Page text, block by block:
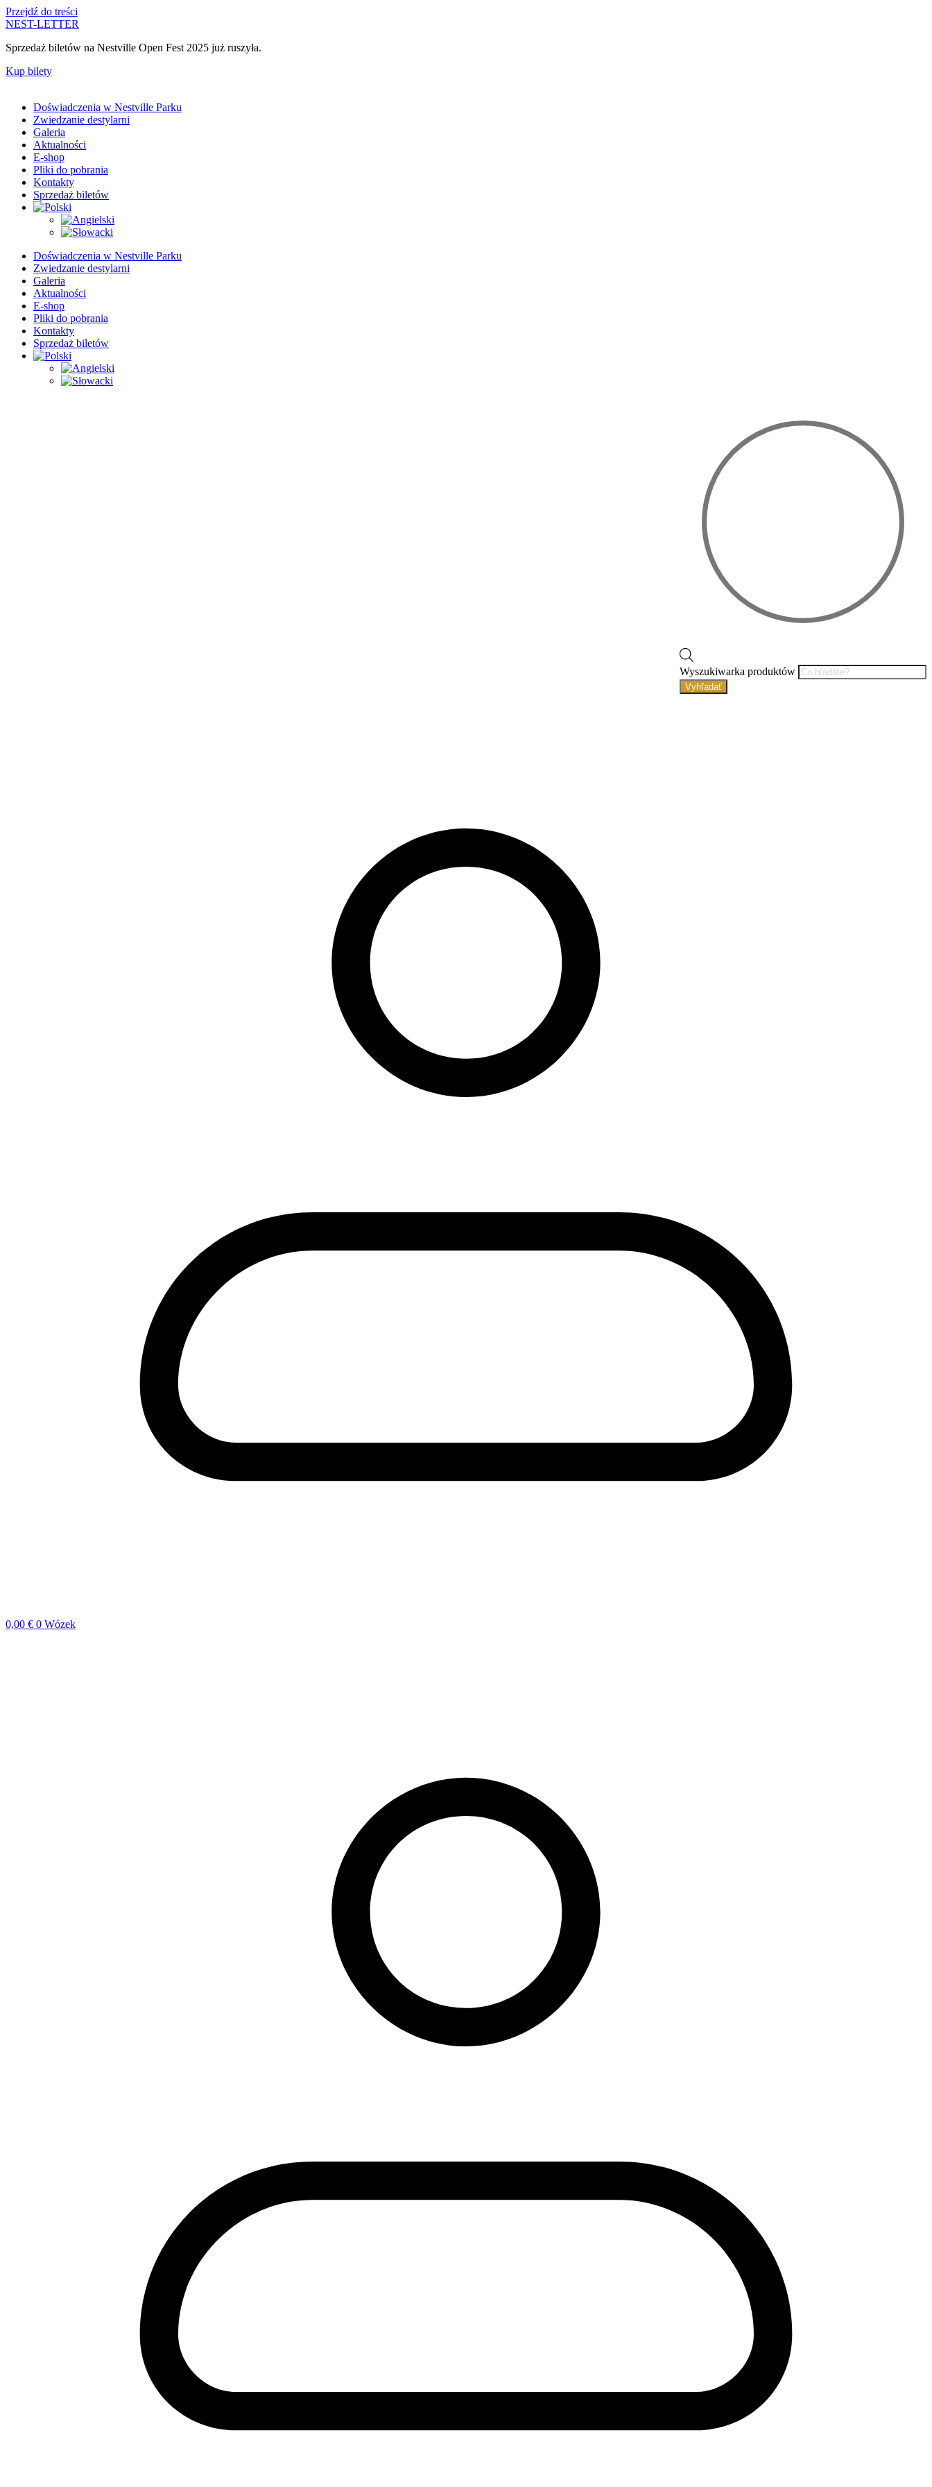
Przejdź do treści
NEST-LETTER
Sprzedaż biletów na Nestville Open Fest 2025 już ruszyła.
Kup bilety
Doświadczenia w Nestville Parku
Zwiedzanie destylarni
Galeria
Aktualności
E-shop
Pliki do pobrania
Kontakty
Sprzedaż biletów
Doświadczenia w Nestville Parku
Zwiedzanie destylarni
Galeria
Aktualności
E-shop
Pliki do pobrania
Kontakty
Sprzedaż biletów
Wyszukiwarka produktów
Vyhľadať
0,00 € 0 Wózek